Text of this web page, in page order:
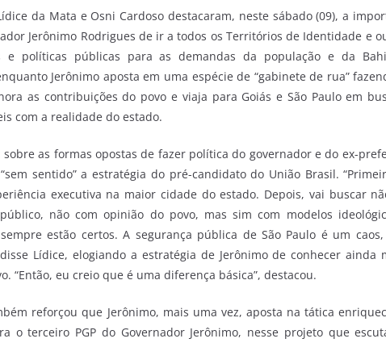
da Mata e Osni Cardoso destacaram, neste sábado (09), a
Jerônimo Rodrigues de ir a todos os Territórios de Identidade e
e políticas públicas para as demandas da população e da
Jerônimo aposta em uma espécie de “gabinete de rua”
as contribuições do povo e viaja para Goiás e São Paulo em
com a realidade do estado.
as formas opostas de fazer política do governador e do ex-
sentido” a estratégia do pré-candidato do União Brasil.
executiva na maior cidade do estado. Depois, vai buscar
não com opinião do povo, mas sim com modelos
estão certos. A segurança pública de São Paulo é um caos,
Lídice, elogiando a estratégia de Jerônimo de conhecer ainda
“Então, eu creio que é uma diferença básica”, destacou.
reforçou que Jerônimo, mais uma vez, aposta na tática
o terceiro PGP do Governador Jerônimo, nesse projeto que